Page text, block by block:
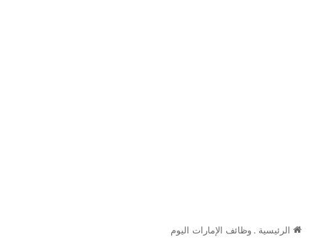
الرئيسية . وظائف الإمارات اليوم